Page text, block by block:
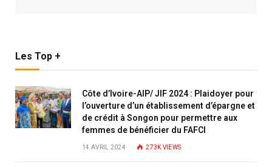
Les Top +
Côte d’Ivoire-AIP/ JIF 2024 : Plaidoyer pour
l’ouverture d’un établissement d’épargne et
de crédit à Songon pour permettre aux
femmes de bénéficier du FAFCI
14 AVRIL 2024 273K VIEWS